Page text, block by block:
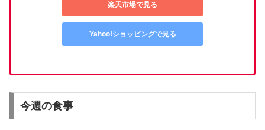
楽天市場で見る
Yahoo!ショッピングで見る
今週の食事